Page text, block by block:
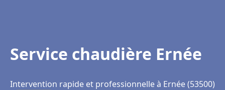
Service chaudière Ernée
Intervention rapide et professionnelle à Ernée (53500)